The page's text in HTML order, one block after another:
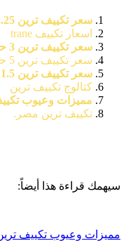
سعر تكييف ترين 2.25 حصان
اسعار تكييف trane
سعر تكييف ترين 3 حصان
سعر تكييف ترين 5 حصان
سعر تكييف ترين 1.5 حصان
كتالوج تكييف ترين
مميزات وعيوب
تكييف ترين مصر.
سيهمك قراءة هذا أيضاً:
مميزات وعيوب تكييف